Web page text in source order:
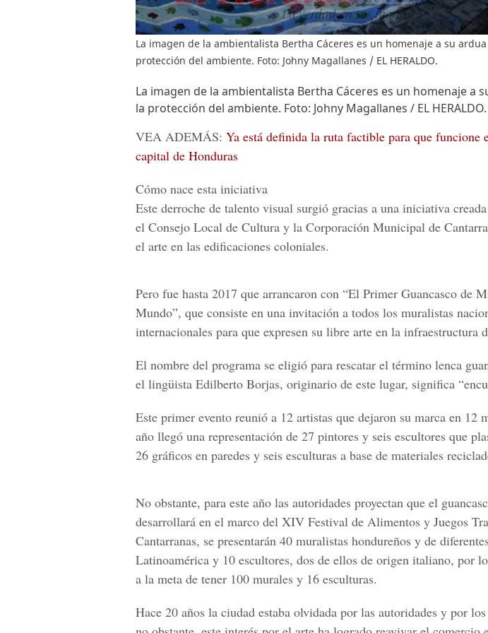
La imagen de la ambientalista Bertha Cáceres es un homenaje a su
protección del ambiente. Foto: Johny Magallanes / EL HERALDO.
La imagen de la ambientalista Bertha Cáceres es un homenaje a
la protección del ambiente. Foto: Johny Magallanes / EL HERALDO.
VEA ADEMÁS: Ya está definida la ruta factible para que funcione
capital de Honduras
Cómo nace esta iniciativa
Este derroche de talento visual surgió gracias a una iniciativa
el Consejo Local de Cultura y la Corporación Municipal de
el arte en las edificaciones coloniales.
Pero fue hasta 2017 que arrancaron con “El Primer Guancasco de
Mundo”, que consiste en una invitación a todos los muralistas
internacionales para que expresen su libre arte en la infraestructura
El nombre del programa se eligió para rescatar el término lenca
el lingüista Edilberto Borjas, originario de este lugar, significa
Este primer evento reunió a 12 artistas que dejaron su marca en 12
año llegó una representación de 27 pintores y seis escultores que
26 gráficos en paredes y seis esculturas a base de materiales
No obstante, para este año las autoridades proyectan que el
desarrollará en el marco del XIV Festival de Alimentos y Juegos
Cantarranas, se presentarán 40 muralistas hondureños y de
Latinoamérica y 10 escultores, dos de ellos de origen italiano, por
a la meta de tener 100 murales y 16 esculturas.
Hace 20 años la ciudad estaba olvidada por las autoridades y por